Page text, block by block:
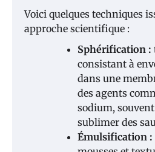
Voici quelques techniques
approche scientifique :
Sphérification :
consistant à
dans une
des agents
sodium,
sublimer des
Émulsification :